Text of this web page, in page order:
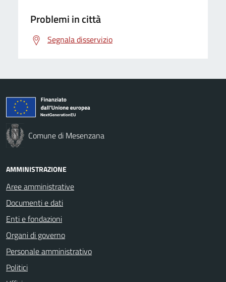
Problemi in città
Segnala disservizio
Comune di Mesenzana
AMMINISTRAZIONE
Aree amministrative
Documenti e dati
Enti e fondazioni
Organi di governo
Personale amministrativo
Politici